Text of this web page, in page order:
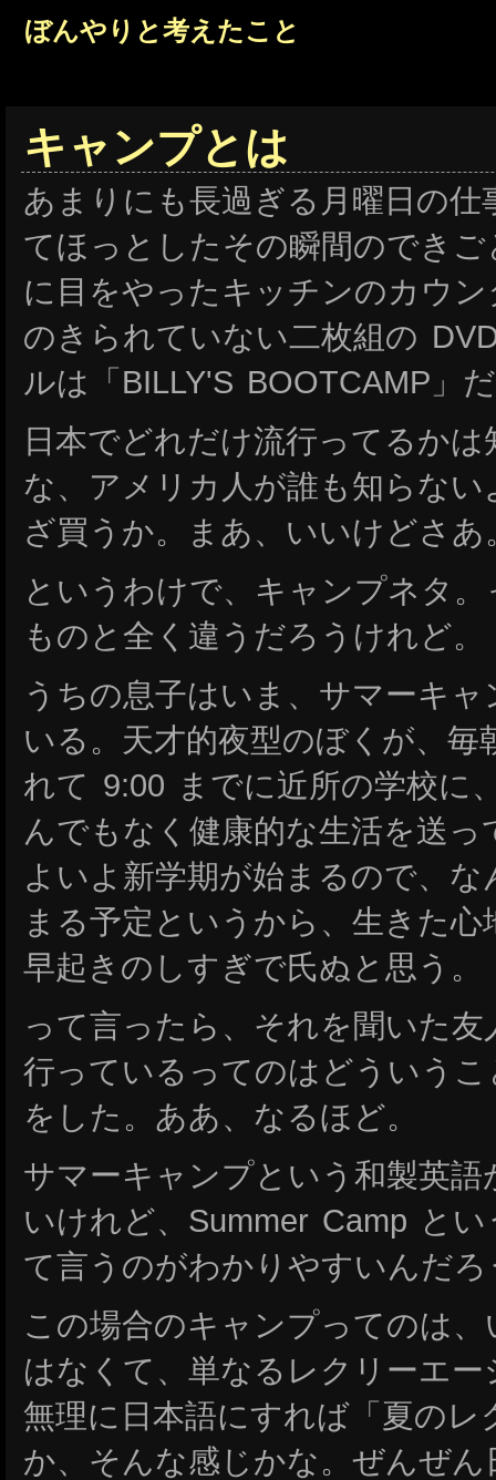
ぼんやりと考えたこと
キャンプとは
あまりにも長過ぎる月曜日の
てほっとしたその瞬間のでき
に目をやったキッチンのカウ
のきられていない二枚組の
ルは「BILLY'S BOOTCAMP」
日本でどれだけ流行ってるか
な、アメリカ人が誰も知らな
ざ買うか。まあ、いいけどさあ
というわけで、キャンプネタ
ものと全く違うだろうけれど。
うちの息子はいま、サマーキ
いる。天才的夜型のぼくが、
れて 9:00 までに近所の学校に
んでもなく健康的な生活を送
よいよ新学期が始まるので、
まる予定というから、生きた
早起きのしすぎで氏ぬと思う。
って言ったら、それを聞いた
行っているってのはどういう
をした。ああ、なるほど。
サマーキャンプという和製英
いけれど、Summer Camp と
て言うのがわかりやすいんだろ
この場合のキャンプってのは
はなくて、単なるレクリーエ
無理に日本語にすれば「夏の
か、そんな感じかな。ぜんぜ